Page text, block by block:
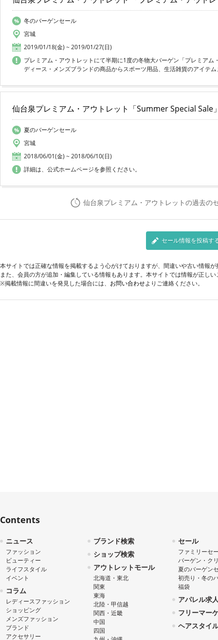
冬のバーゲンセール
宮城
2019/01/18(金) ~ 2019/01/27(日)
プレミアム・アウトレットにて半期に1度の冬物大バーゲン「プレミア
ディース・メンズブランドの商品からスポーツ用品、生活雑貨のアイテ
仙台泉プレミアム・アウトレット「Summer Special Sale
夏のバーゲンセール
宮城
2018/06/01(金) ~ 2018/06/10(日)
詳細は、公式ホームページを参照ください。
仙台泉プレミアム・アウトレットの過去の
セール情報を投稿す
本サイトでは正確な情報を掲載するよう心がけておりますが、間違いや古い情報
また、会員の方が追加・編集している情報もあります。本サイトでは情報が正し
※掲載情報に間違いを発見した場合には、 お問い合わせよりご連絡ください。
Contents
ニュース
ファッション
ビューティー
ライフスタイル
イベント
コラム
レディースファッション
ショッピング
メンズファッション
ブランド
アクセサリー
ブランド検索
ショップ検索
アウトレットモール
北海道・東北
関東
東海
北陸・甲信越
関西・近畿
中国
四国
セール
ファミリーセ
バーゲン・ク
夏のバーゲン
初売り・冬の
福袋
アパレル求
フリーマー
ヘアスタイ